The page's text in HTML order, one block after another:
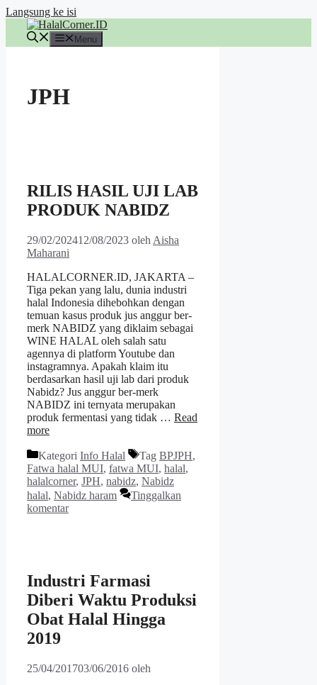
Langsung ke isi
Menu
JPH
RILIS HASIL UJI LAB
PRODUK NABIDZ
29/02/202412/08/2023 oleh Aisha
Maharani
HALALCORNER.ID, JAKARTA –
Tiga pekan yang lalu, dunia industri
halal Indonesia dihebohkan dengan
temuan kasus produk jus anggur ber-
merk NABIDZ yang diklaim sebagai
WINE HALAL oleh salah satu
agennya di platform Youtube dan
instagramnya. Apakah klaim itu
berdasarkan hasil uji lab dari produk
Nabidz? Jus anggur ber-merk
NABIDZ ini ternyata merupakan
produk fermentasi yang tidak … Read
more
Kategori Info Halal Tag BPJPH,
Fatwa halal MUI, fatwa MUI, halal,
halalcorner, JPH, nabidz, Nabidz
halal, Nabidz haram
Tinggalkan
komentar
Industri Farmasi
Diberi Waktu Produksi
Obat Halal Hingga
2019
25/04/201703/06/2016 oleh